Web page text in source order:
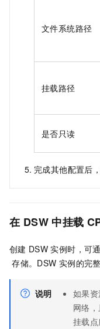
文件系统路径
挂载路径
是否只读
完成其他配置后
在 DSW 中挂载
创建 DSW 实例时，可
存储。DSW 实例的完
说明
如果
网络
挂载